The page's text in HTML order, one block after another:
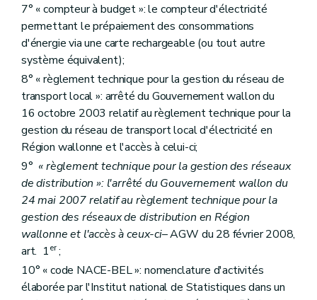
7° « compteur à budget »: le compteur d'électricité
permettant le prépaiement des consommations
d'énergie via une carte rechargeable (ou tout autre
système équivalent);
8° « règlement technique pour la gestion du réseau de
transport local »: arrêté du Gouvernement wallon du
16 octobre 2003 relatif au règlement technique pour la
gestion du réseau de transport local d'électricité en
Région wallonne et l'accès à celui-ci;
9° « règlement technique pour la gestion des réseaux
de distribution »: l'arrêté du Gouvernement wallon du
24 mai 2007 relatif au règlement technique pour la
gestion des réseaux de distribution en Région
wallonne et l'accès à ceux-ci– AGW du 28 février 2008,
art. 1er;
10° « code NACE-BEL »: nomenclature d'activités
élaborée par l'Institut national de Statistiques dans un